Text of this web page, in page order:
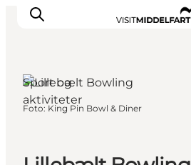
Overnatning
Sport og
aktiviteter
Foto: King Pin Bowl & Diner